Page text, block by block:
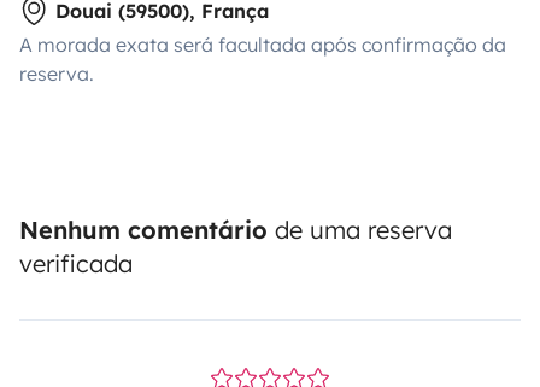
Douai (59500), França
A morada exata será facultada após confirmação da
reserva.
Nenhum comentário de uma reserva
verificada